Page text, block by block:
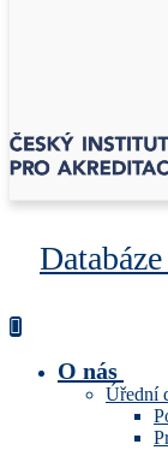
O nás
Úřední